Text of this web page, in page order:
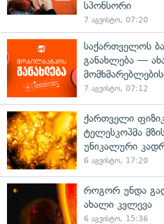
სპონსორი
7 აგვისტო, 07:20
საქართველოს
განახლება —
7 აგვისტო, 07:12
ქართველი
ტელესკოპმა
უნიკალური
6 აგვისტო, 17:20
როგორ უნდა
ახალი კვლევა
6 აგვისტო, 15:36